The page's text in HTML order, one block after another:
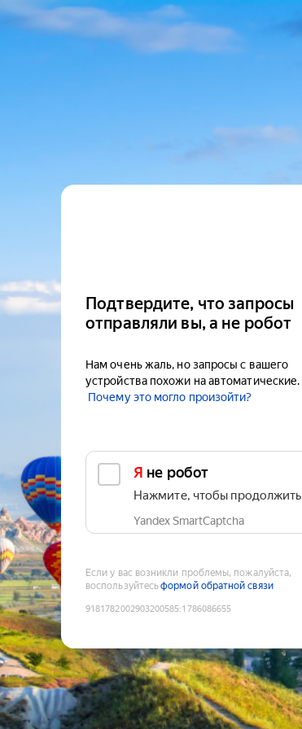
Подтвердите, что запросы
отправляли вы, а не робот
Нам очень жаль, но запросы с вашего
устройства похожи на автоматические.
Почему это могло произойти?
Я не робот
Нажмите, чтобы продолжить
Yandex SmartCaptcha
Если у вас возникли проблемы, пожалуйста,
воспользуйтесьформой обратной связи
9181782002903200585:1786086655